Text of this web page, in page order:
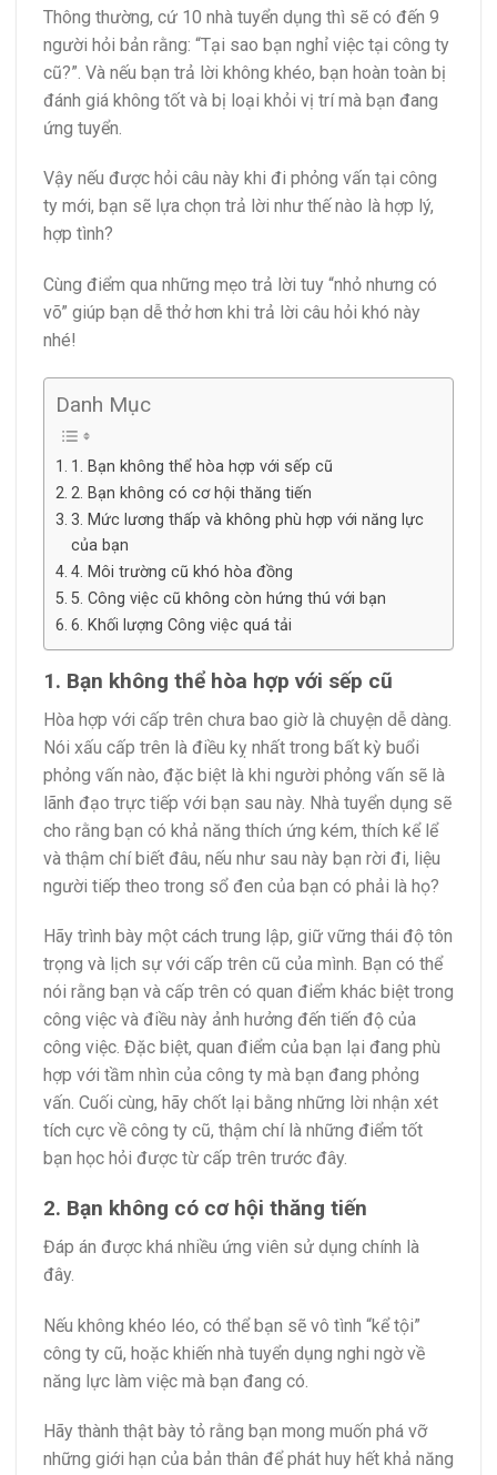
Thông thường, cứ 10 nhà tuyển dụng thì sẽ có đến 9
người hỏi bản rằng: “Tại sao bạn nghỉ việc tại công ty
cũ?”. Và nếu bạn trả lời không khéo, bạn hoàn toàn bị
đánh giá không tốt và bị loại khỏi vị trí mà bạn đang
ứng tuyển.
Vậy nếu được hỏi câu này khi đi phỏng vấn tại công
ty mới, bạn sẽ lựa chọn trả lời như thế nào là hợp lý,
hợp tình?
Cùng điểm qua những mẹo trả lời tuy “nhỏ nhưng có
võ” giúp bạn dễ thở hơn khi trả lời câu hỏi khó này
nhé!
Danh Mục
1. Bạn không thể hòa hợp với sếp cũ
2. Bạn không có cơ hội thăng tiến
3. Mức lương thấp và không phù hợp với năng lực
của bạn
4. Môi trường cũ khó hòa đồng
5. Công việc cũ không còn hứng thú với bạn
6. Khối lượng Công việc quá tải
1. Bạn không thể hòa hợp với sếp cũ
Hòa hợp với cấp trên chưa bao giờ là chuyện dễ dàng.
Nói xấu cấp trên là điều kỵ nhất trong bất kỳ buổi
phỏng vấn nào, đặc biệt là khi người phỏng vấn sẽ là
lãnh đạo trực tiếp với bạn sau này. Nhà tuyển dụng sẽ
cho rằng bạn có khả năng thích ứng kém, thích kể lể
và thậm chí biết đâu, nếu như sau này bạn rời đi, liệu
người tiếp theo trong sổ đen của bạn có phải là họ?
Hãy trình bày một cách trung lập, giữ vững thái độ tôn
trọng và lịch sự với cấp trên cũ của mình. Bạn có thể
nói rằng bạn và cấp trên có quan điểm khác biệt trong
công việc và điều này ảnh hưởng đến tiến độ của
công việc. Đặc biệt, quan điểm của bạn lại đang phù
hợp với tầm nhìn của công ty mà bạn đang phỏng
vấn. Cuối cùng, hãy chốt lại bằng những lời nhận xét
tích cực về công ty cũ, thậm chí là những điểm tốt
bạn học hỏi được từ cấp trên trước đây.
2. Bạn không có cơ hội thăng tiến
Đáp án được khá nhiều ứng viên sử dụng chính là
đây.
Nếu không khéo léo, có thể bạn sẽ vô tình “kể tội”
công ty cũ, hoặc khiến nhà tuyển dụng nghi ngờ về
năng lực làm việc mà bạn đang có.
Hãy thành thật bày tỏ rằng bạn mong muốn phá vỡ
những giới hạn của bản thân để phát huy hết khả năng